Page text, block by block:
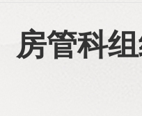
房管科